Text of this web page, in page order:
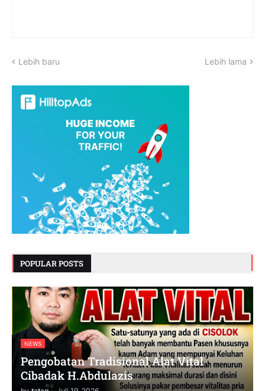
Lebih baru Lebih lama
POPULAR POSTS
NEWS
Pengobatan Tradisional Alat Vital
Cibadak H.Abdulazis